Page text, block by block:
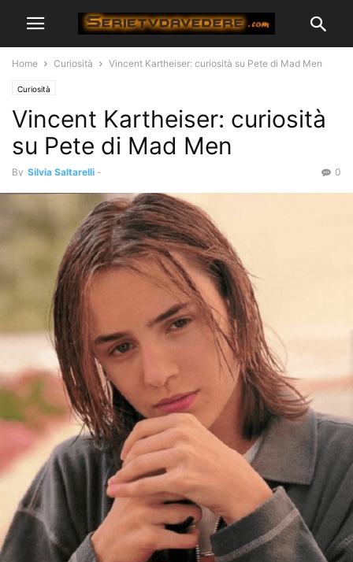
Home Curiosità Vincent Kartheiser: curiosità su Pete di Mad Men
Curiosità
Vincent Kartheiser: curiosità
su Pete di Mad Men
By Silvia Saltarelli - 0